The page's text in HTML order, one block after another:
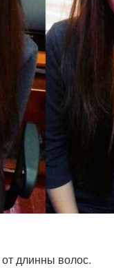
от длинны волос.